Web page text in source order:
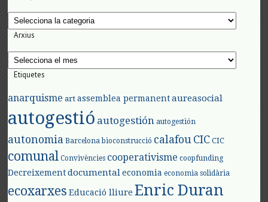
Categories
Arxius
Arxius
Etiquetes
anarquisme art assemblea permanent aureasocial
autogestió autogestión autogestión
autonomia Barcelona bioconstrucció calafouCIC CIC
comunal Convivències cooperativisme coopfunding
Decreixement documental economia economia solidària
ecoxarxes Educació lliure Enric Duran